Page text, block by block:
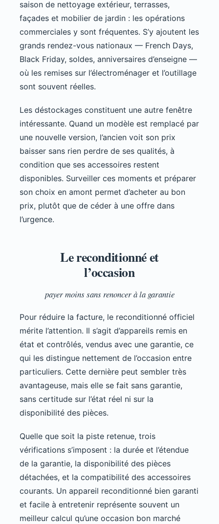
saison de nettoyage extérieur, terrasses,
façades et mobilier de jardin : les opérations
commerciales y sont fréquentes. S’y ajoutent les
grands rendez-vous nationaux — French Days,
Black Friday, soldes, anniversaires d’enseigne —
où les remises sur l’électroménager et l’outillage
sont souvent réelles.
Les déstockages constituent une autre fenêtre
intéressante. Quand un modèle est remplacé par
une nouvelle version, l’ancien voit son prix
baisser sans rien perdre de ses qualités, à
condition que ses accessoires restent
disponibles. Surveiller ces moments et préparer
son choix en amont permet d’acheter au bon
prix, plutôt que de céder à une offre dans
l’urgence.
Le reconditionné et
l’occasion
payer moins sans renoncer à la garantie
Pour réduire la facture, le reconditionné officiel
mérite l’attention. Il s’agit d’appareils remis en
état et contrôlés, vendus avec une garantie, ce
qui les distingue nettement de l’occasion entre
particuliers. Cette dernière peut sembler très
avantageuse, mais elle se fait sans garantie,
sans certitude sur l’état réel ni sur la
disponibilité des pièces.
Quelle que soit la piste retenue, trois
vérifications s’imposent : la durée et l’étendue
de la garantie, la disponibilité des pièces
détachées, et la compatibilité des accessoires
courants. Un appareil reconditionné bien garanti
et facile à entretenir représente souvent un
meilleur calcul qu’une occasion bon marché